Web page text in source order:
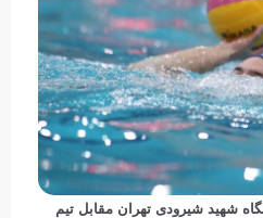
شهید شیرودی تهران مقابل تیم